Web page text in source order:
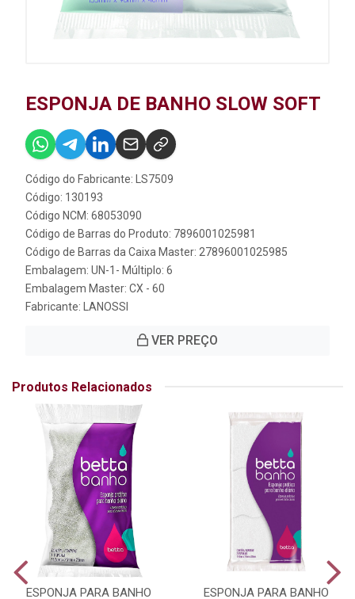
ESPONJA DE BANHO SLOW SOFT
Código do Fabricante: LS7509
Código: 130193
Código NCM: 68053090
Código de Barras do Produto: 7896001025981
Código de Barras da Caixa Master: 27896001025985
Embalagem: UN-1- Múltiplo: 6
Embalagem Master: CX - 60
Fabricante:
LANOSSI
VER PREÇO
Produtos Relacionados
ESPONJA PARA BANHO
ESPONJA PARA BANHO